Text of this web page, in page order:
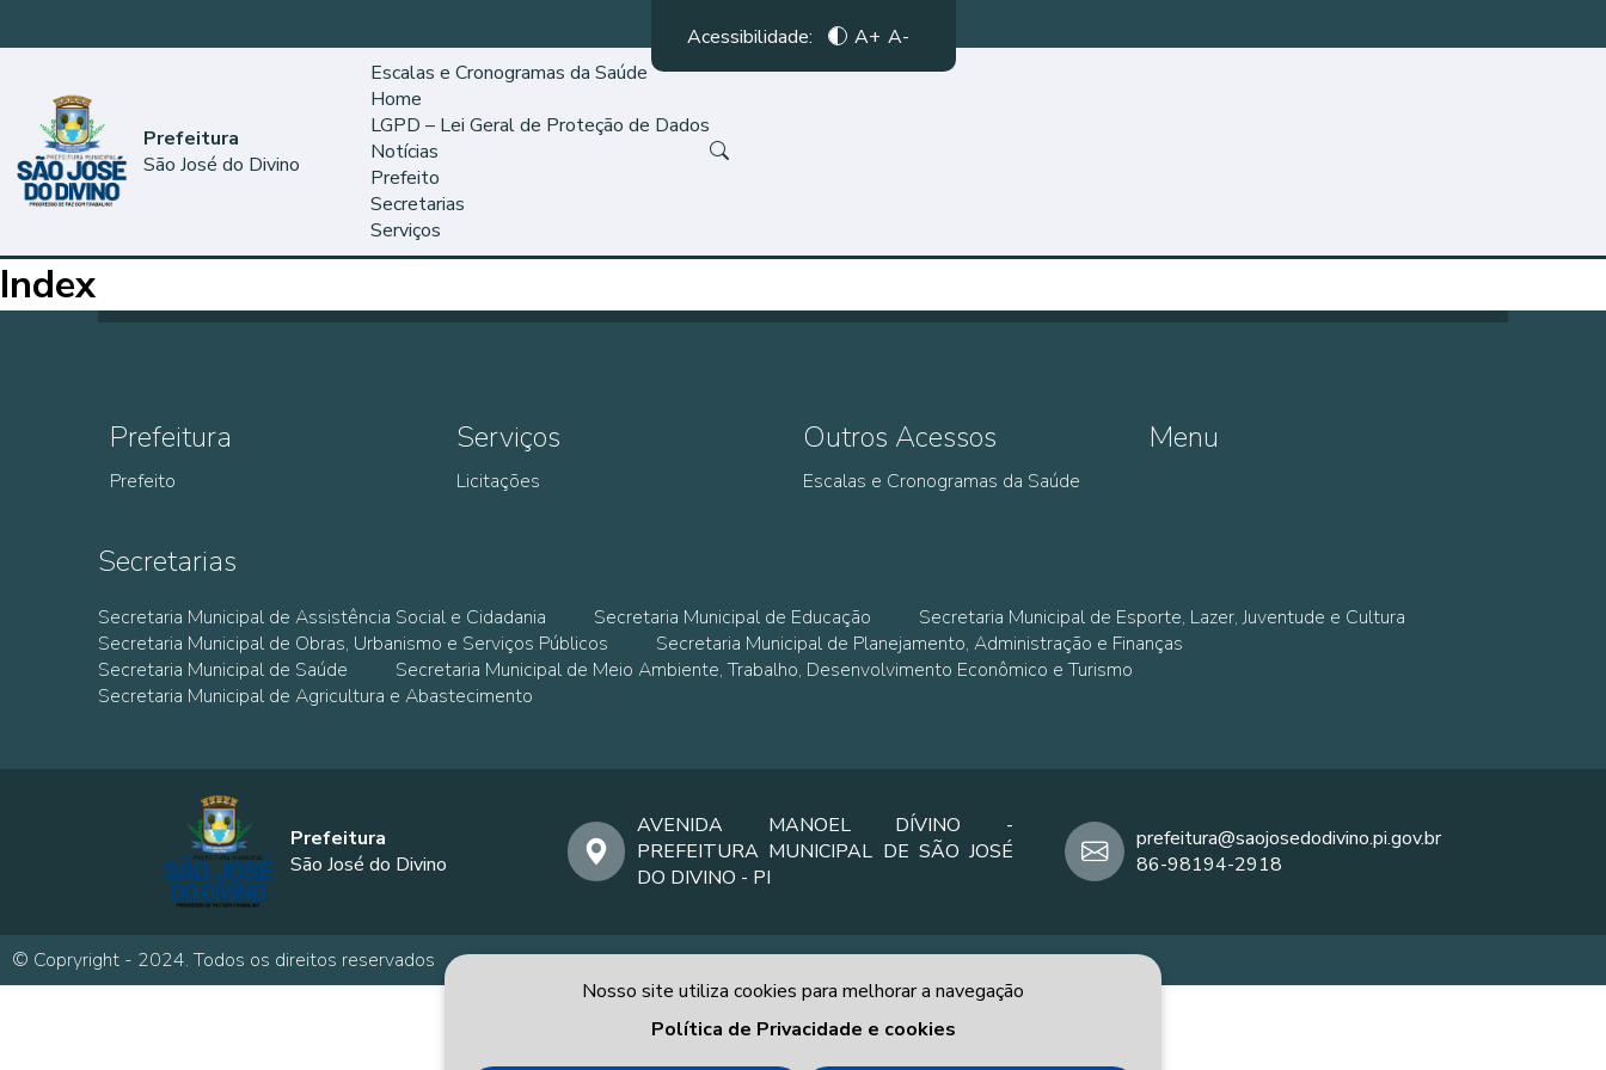
Acessibilidade: A+ A-
Prefeitura
São José do Divino
Escalas e Cronogramas da Saúde
Home
LGPD – Lei Geral de Proteção de Dados
Notícias
Prefeito
Secretarias
Serviços
Index
Prefeitura
Prefeito
Serviços
Licitações
Outros Acessos
Escalas e Cronogramas da Saúde
Menu
Secretarias
Secretaria Municipal de Assistência Social e Cidadania Secretaria Municipal de Educação
Secretaria Municipal de Esporte, Lazer, Juventude e Cultura
Secretaria Municipal de Obras, Urbanismo e Serviços Públicos
Secretaria Municipal de Planejamento, Administração e Finanças
Secretaria Municipal de Saúde
Secretaria Municipal de Meio Ambiente, Trabalho, Desenvolvimento Econômico e Turismo
Secretaria Municipal de Agricultura e Abastecimento
Prefeitura
São José do Divino
AVENIDA MANOEL DÍVINO -
PREFEITURA MUNICIPAL DE SÃO JOSÉ
DO DIVINO - PI
prefeitura@saojosedodivino.pi.gov.br
86-98194-2918
© Copryright - 2024. Todos os direitos reservados
Nosso site utiliza cookies para melhorar a navegação
Política de Privacidade e cookies